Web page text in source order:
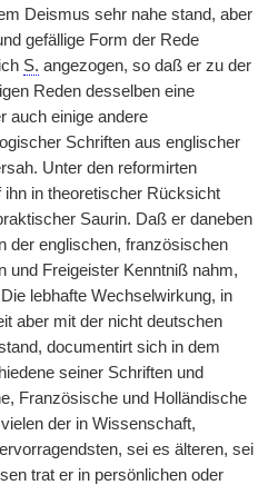
Deismus sehr nahe stand, aber
gefällige Form der Rede
S. angezogen, so daß er zu der
Reden desselben eine
auch einige andere
Schriften aus englischer
Unter den reformirten
ihn in theoretischer Rücksicht
Saurin. Daß er daneben
der englischen, französischen
und Freigeister Kenntniß nahm,
lebhafte Wechselwirkung, in
aber mit der nicht deutschen
documentirt sich in dem
seiner Schriften und
Französische und Holländische
der in Wissenschaft,
sei es älteren, sei
trat er in persönlichen oder